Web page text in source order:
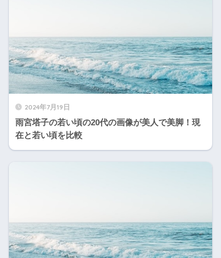
2024年7月19日
雨宮塔子の若い頃の20代の画像が美人で美脚！現
在と若い頃を比較